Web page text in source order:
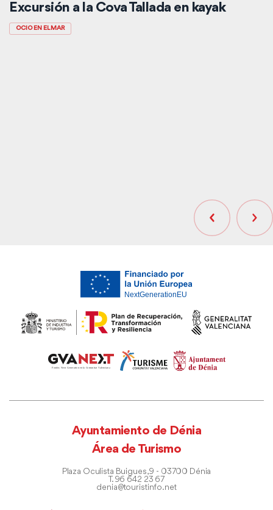
Excursión a la Cova Tallada en kayak
OCIO EN EL MAR
Ayuntamiento de Dénia
Área de Turismo
Plaza Oculista Buigues, 9 - 03700 Dénia
T. 96 642 23 67
denia@touristinfo.net